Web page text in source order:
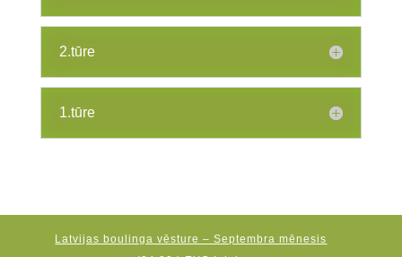
2.tūre
1.tūre
Latvijas boulinga vēsture – Septembra mēnesis